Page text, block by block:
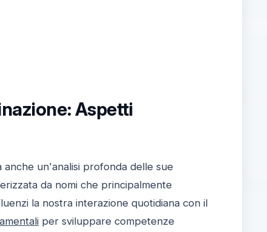
Aspetti
un'analisi profonda delle sue
da nomi che principalmente
la nostra interazione quotidiana con il
per sviluppare competenze